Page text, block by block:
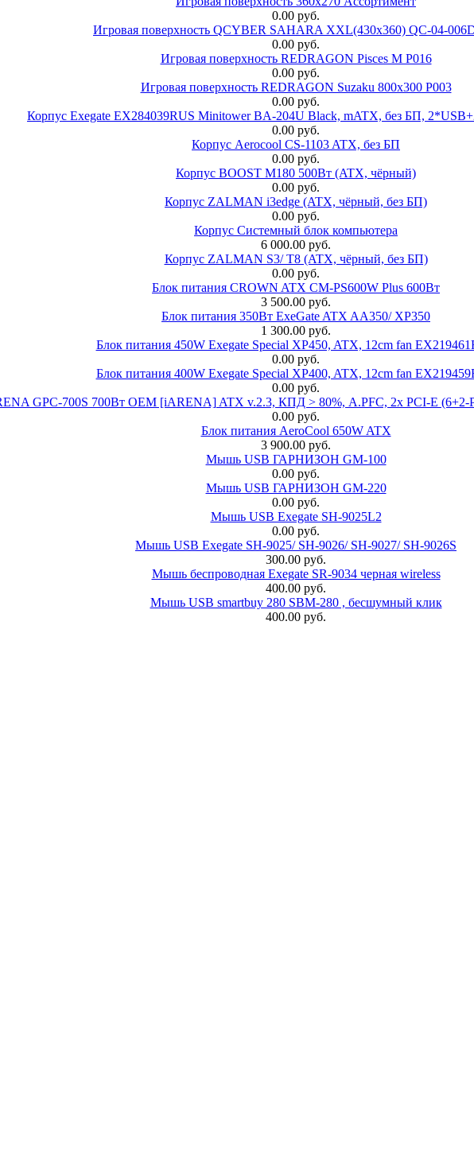
0.00 руб.
Игровая поверхность QCYBER SAHARA XXL(430x360) QC-04-
0.00 руб.
Игровая поверхность REDRAGON Pisces M P016
0.00 руб.
Игровая поверхность REDRAGON Suzaku 800x300 P003
0.00 руб.
Корпус Exegate EX284039RUS Minitower BA-204U Black, mATX, без БП,
0.00 руб.
Корпус Aerocool CS-1103 ATX, без БП
0.00 руб.
Корпус BOOST M180 500Вт (ATX, чёрный)
0.00 руб.
Корпус ZALMAN i3edge (ATX, чёрный, без БП)
0.00 руб.
Корпус Системный блок компьютера
6 000.00 руб.
Корпус ZALMAN S3/ T8 (ATX, чёрный, без БП)
0.00 руб.
Блок питания CROWN ATX CM-PS600W Plus 600Вт
3 500.00 руб.
Блок питания 350Вт ExeGate ATX AA350/ XP350
1 300.00 руб.
Блок питания 450W Exegate Special XP450, ATX, 12cm fan
0.00 руб.
Блок питания 400W Exegate Special XP400, ATX, 12cm fan
0.00 руб.
GPC-700S 700Вт OEM [iARENA] ATX v.2.3, КПД > 80%, A.PFC, 2x PCI-E (6+2-
0.00 руб.
Блок питания AeroCool 650W ATX
3 900.00 руб.
Мышь USB ГАРНИЗОН GM-100
0.00 руб.
Мышь USB ГАРНИЗОН GM-220
0.00 руб.
Мышь USB Exegate SH-9025L2
0.00 руб.
Мышь USB Exegate SH-9025/ SH-9026/ SH-9027/ SH-9026S
300.00 руб.
Мышь беспроводная Exegate SR-9034 черная wireless
400.00 руб.
Мышь USB smartbuy 280 SBM-280 , бесшумный клик
400.00 руб.